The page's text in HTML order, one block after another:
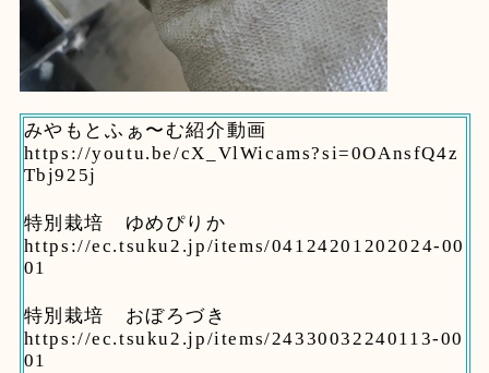
みやもとふぁ〜む紹介動画
https://youtu.be/cX_VlWicams?si=0OAnsfQ4z
Tbj925j
特別栽培 ゆめぴりか
https://ec.tsuku2.jp/items/04124201202024-00
01
特別栽培 おぼろづき
https://ec.tsuku2.jp/items/24330032240113-00
01